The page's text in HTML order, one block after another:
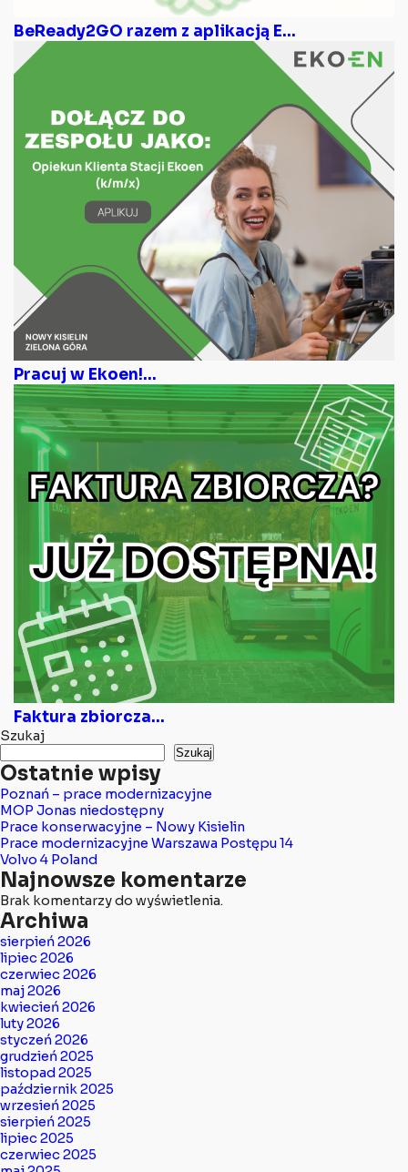
BeReady2GO razem z aplikacją E...
Pracuj w Ekoen!...
Faktura zbiorcza...
Szukaj
Szukaj
Ostatnie wpisy
Poznań – prace modernizacyjne
MOP Jonas niedostępny
Prace konserwacyjne – Nowy Kisielin
Prace modernizacyjne Warszawa Postępu 14
Volvo 4 Poland
Najnowsze komentarze
Brak komentarzy do wyświetlenia.
Archiwa
sierpień 2026
lipiec 2026
czerwiec 2026
maj 2026
kwiecień 2026
luty 2026
styczeń 2026
grudzień 2025
listopad 2025
październik 2025
wrzesień 2025
sierpień 2025
lipiec 2025
czerwiec 2025